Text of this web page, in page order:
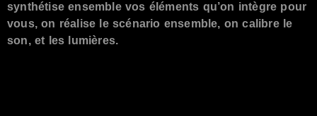
synthétise ensemble vos éléments qu’on intègre pour
vous, on réalise le scénario ensemble, on calibre le
son, et les lumières.